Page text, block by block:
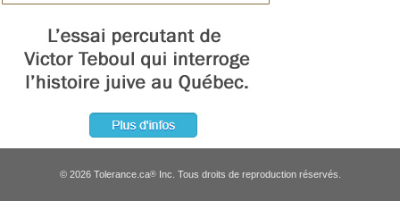
© 2026 Tolerance.ca®Inc. Tous droits de reproduction réservés.